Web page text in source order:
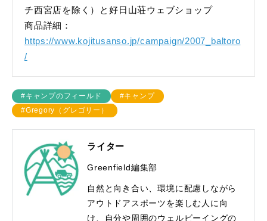
チ西宮店を除く）と好日山荘ウェブショップ
商品詳細：
https://www.kojitusanso.jp/campaign/2007_baltoro
/
#キャンプのフィールド
#キャンプ
#Gregory（グレゴリー）
ライター
Greenfield編集部
自然と向き合い、環境に配慮しながら
アウトドアスポーツを楽しむ人に向
け、自分や周囲のウェルビーイングの